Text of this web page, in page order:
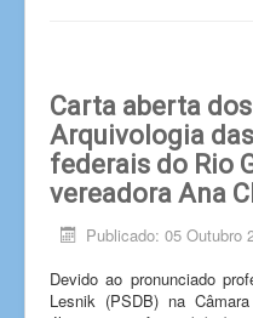
Carta aberta
Arquivologia
federais do Rio
vereadora Ana
Publicado: 05 Outubro
Devido ao pronunciado
Lesnik (PSDB) na